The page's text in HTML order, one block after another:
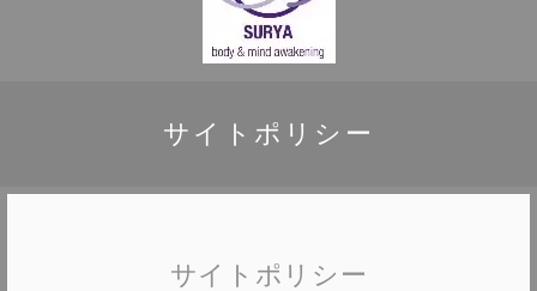
サイトポリシー
サイトポリシー